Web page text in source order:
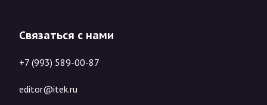
Связаться с нами
+7 (993) 589-00-87
editor@itek.ru